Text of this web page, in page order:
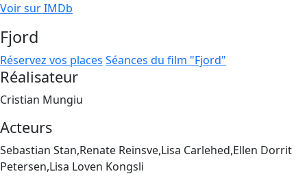
Voir sur IMDb
Fjord
Réservez vos places Séances du film "Fjord"
Réalisateur
Cristian Mungiu
Acteurs
Sebastian Stan,Renate Reinsve,Lisa Carlehed,Ellen Dorrit
Petersen,Lisa Loven Kongsli